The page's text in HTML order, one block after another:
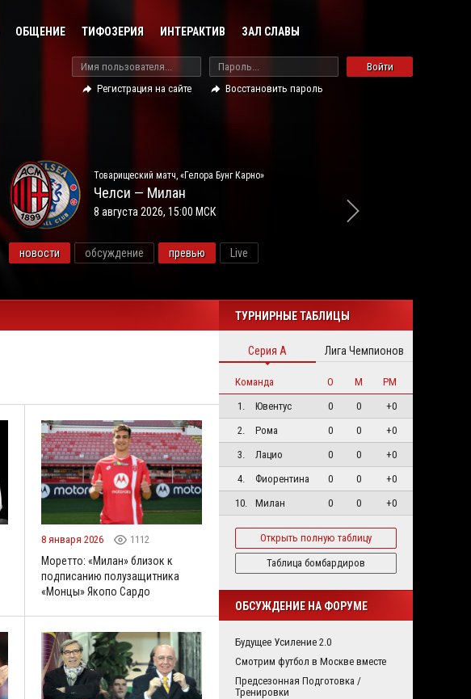
ОБЩЕНИЕ ТИФОЗЕРИЯ ИНТЕРАКТИВ ЗАЛ СЛАВЫ
Войти
Регистрация на сайте
Восстановить пароль
Товарищеский матч, «Гелора Бунг Карно»
Челси — Милан
8 августа 2026, 15:00 МСК
новости обсуждение превью Live
8 января 2026 1112
Моретто: «Милан» близок к
подписанию полузащитника
«Монцы» Якопо Сардо
ТУРНИРНЫЕ ТАБЛИЦЫ
Серия А Лига Чемпионов
Команда О М
РМ
1.
Ювентус 0 0
+0
2.
Рома 0 0
+0
3.
Лацио 0 0
+0
4.
Фиорентина 0 0
+0
10.
Милан 0 0 +0
Открыть полную таблицу
Таблица бомбардиров
ОБСУЖДЕНИЕ НА ФОРУМЕ
Будущее Усиление 2.0
Смотрим футбол в Москве вместе
Предсезонная Подготовка /
Тренировки